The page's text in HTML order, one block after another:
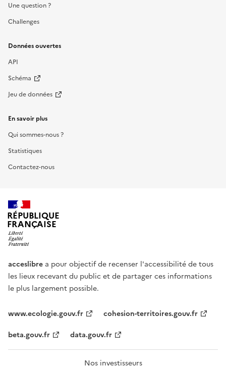
Une question ?
Challenges
Données ouvertes
API
Schéma
Jeu de données
En savoir plus
Qui sommes-nous ?
Statistiques
Contactez-nous
RÉPUBLIQUE
FRANÇAISE
acceslibre a pour objectif de recenser l'accessibilité de tous
les lieux recevant du public et de partager ces informations
le plus largement possible.
www.ecologie.gouv.fr
cohesion-territoires.gouv.fr
beta.gouv.fr
data.gouv.fr
Nos investisseurs